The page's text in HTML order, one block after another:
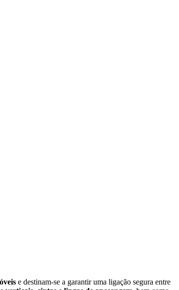
e destinam‑se a garantir uma ligação segura entre